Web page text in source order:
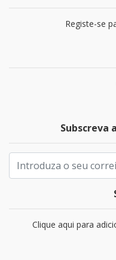
Registe-se
Subscreva
Clique aqui para